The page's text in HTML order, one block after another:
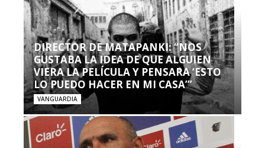
DIRECTOR DE MATAPANKI: “NOS
GUSTABA LA IDEA DE QUE ALGUIEN
VIERA LA PELÍCULA Y PENSARA ‘ESTO
LO PUEDO HACER EN MI CASA’”
VANGUARDIA